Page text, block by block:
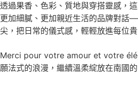
透過果香、色彩、質地與穿搭靈感，
更加細膩、更加親近生活的品牌對話
尖，把日常的儀式感，輕輕放進每位
Merci pour votre amour et votre
願法式的浪漫，繼續溫柔綻放在南國的